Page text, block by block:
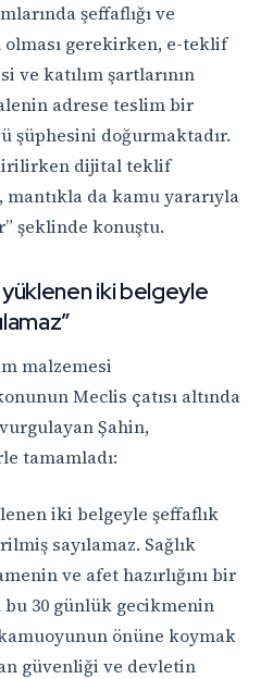
şeffaflığı ve
olması gerekirken, e-teklif
ve katılım şartlarının
adrese teslim bir
şüphesini doğurmaktadır.
dijital teklif
da kamu yararıyla
şeklinde konuştu.
iki belgeyle
malzemesi
Meclis çatısı altında
Şahin,
tamamladı:
iki belgeyle şeffaflık
sayılamaz. Sağlık
ve afet hazırlığını bir
30 günlük gecikmenin
önüne koymak
güvenliği ve devletin